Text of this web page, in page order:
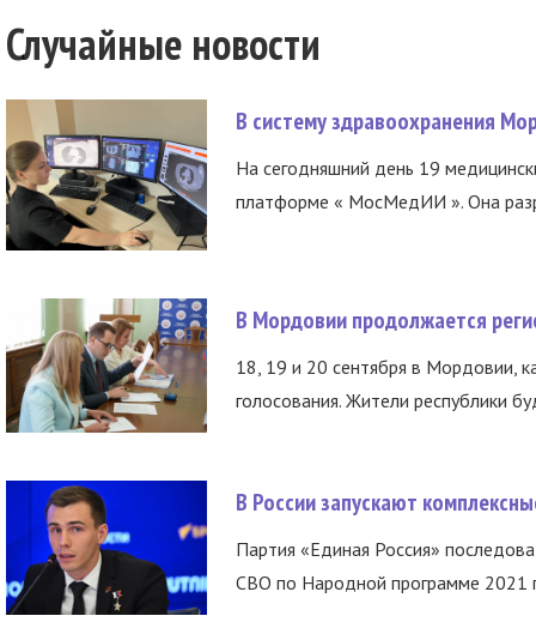
Случайные новости
В систему здравоохранения
На сегодняшний день 19
платформе « МосМедИИ ». Она
В Мордовии продолжается
18, 19 и 20 сентября в Мордовии,
голосования. Жители республики
В России запускают
Партия «Единая Россия»
СВО по Народной программе 2021